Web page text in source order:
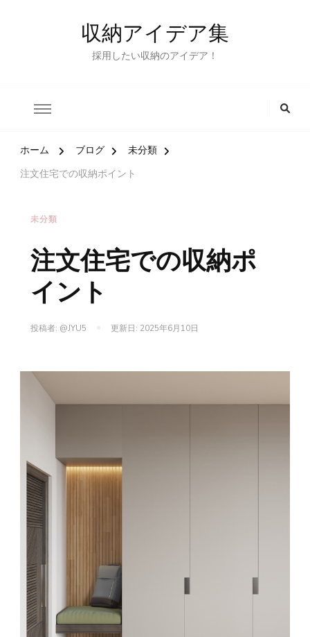
収納アイデア集
採用したい収納のアイデア！
ホーム ブログ
未分類
注文住宅での収納ポイント
未分類
注文住宅での収納ポ
イント
投稿者: @JYU5 更新日: 2025年6月10日